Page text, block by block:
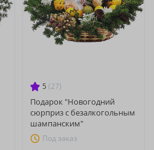
5 (27)
Подарок "Новогодний
сюрприз с безалкогольным
шампанским"
Под заказ